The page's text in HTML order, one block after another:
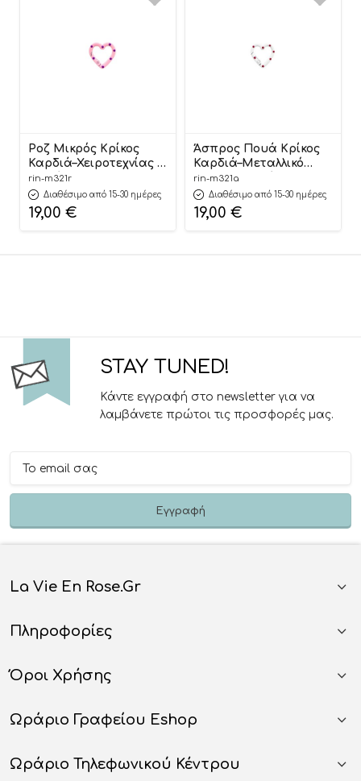
Ροζ Μικρός Κρίκος
Καρδιά–Χειροτεχνίας &
Διακόσμησης 3cm (50
τεμάχια) | Μ321Ρ
Riniotis
rin-m321r
Διαθέσιμο από 15-30 ημέρες
19,00 €
Άσπρος Πουά Κρίκος
Καρδιά–Μεταλλικό
Διακοσμητικό
Κρεμαστό 3cm (50
τεμάχια) | Μ321Α
Riniotis
rin-m321a
Διαθέσιμο από 15-30 ημέρες
19,00 €
STAY TUNED!
Κάντε εγγραφή στο newsletter για να
λαμβάνετε πρώτοι τις προσφορές μας.
La Vie En Rose.gr
Πληροφορίες
Όροι Χρήσης
Ωράριο Γραφείου Eshop
Ωράριο Τηλεφωνικού Κέντρου